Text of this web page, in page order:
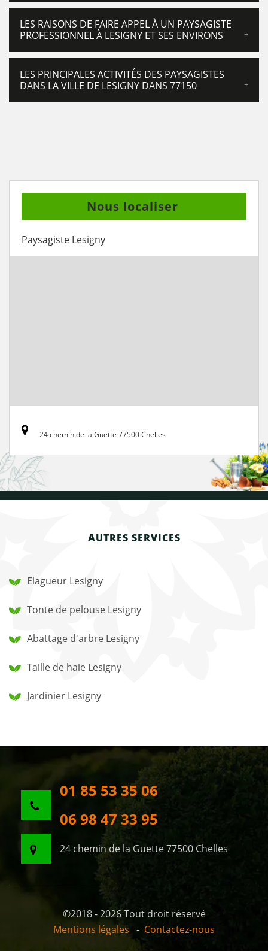
LES RAISONS DE FAIRE APPEL À UN PAYSAGISTE
PROFESSIONNEL À LESIGNY ET SES ENVIRONS
LES PRINCIPALES ACTIVITÉS DES PAYSAGISTES
DANS LA VILLE DE LESIGNY DANS 77150
Nous localiser
Paysagiste Lesigny
24 chemin de la Guette 77500 Chelles
AUTRES SERVICES
Elagueur Lesigny
Tonte de pelouse Lesigny
Abattage d'arbre Lesigny
Taille de haie Lesigny
Jardinier Lesigny
01 85 53 35 06
06 98 47 33 95
24 chemin de la Guette 77500 Chelles
©2018 - 2026 Tout droit réservé
Mentions légales - Contactez-nous